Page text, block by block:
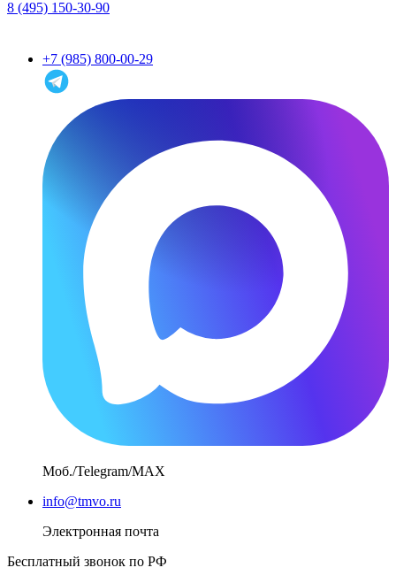
8 (495) 150-30-90
+7 (985) 800-00-29
Моб./Telegram/MAX
info@tmvo.ru
Электронная почта
Бесплатный звонок по РФ